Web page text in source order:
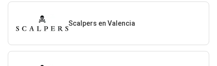
Scalpers en Valencia